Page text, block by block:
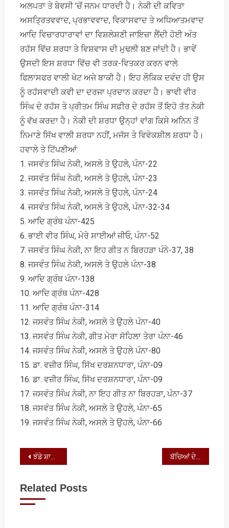
ਅਲਪਤਾ ਤੇ ਬੇਵਸੀ ’ਚੋਂ ਜਨਮ ਧਾਰਦੀ ਹੈ। ਨੇਕੀ ਦੀ ਕਵਿਤਾ
ਅਸਤ੍ਰਿਤਵਵਾਦ, ਪ੍ਰਭਾਵਵਾਦ, ਵਿਕਾਸਵਾਦ ਤੇ ਅਧਿਆਤਮਵਾਦ
ਆਦਿ ਵਿਚਾਰਧਾਰਾਵਾਂ ਦਾ ਵਿਸ਼ਲੇਸ਼ਣੀ ਜਾਇਜ਼ਾ ਲੈਂਦੀ ਹੋਈ ਅੰਤ
ਰਹੱਸ ਵਿੱਚ ਸ਼ਰਧਾ ਤੇ ਵਿਸ਼ਵਾਸ ਦੀ ਮੁਢਲੀ ਬਣ ਜਾਂਦੀ ਹੈ। ਭਾਵੇਂ
ਉਸਦੀ ਇਸ ਸ਼ਰਧਾ ਵਿੱਚ ਵੀ ਤਰਕ-ਵਿਤਕਰ ਕਰਨ ਵਾਲੇ
ਫਿਲਾਸਫਰ ਵਾਲੀ ਖੋਟ ਅਜੇ ਬਾਕੀ ਹੈ। ਇਹ ਲੌਕਿਕ ਦਵੰਦ ਹੀ ਉਸ
ਨੂੰ ਰਹੱਸਵਾਦੀ ਕਵੀ ਦਾ ਦਰਜਾ ਪ੍ਰਦਾਨ ਕਰਦਾ ਹੈ। ਭਾਵੀ ਵੀਰ
ਸਿੰਘ ਦੇ ਰਹੱਸ ਤੇ ਪ੍ਰੀਤਮ ਸਿੰਘ ਸਫ਼ੀਰ ਦੇ ਰਹੱਸ ਤੋਂ ਇਹੋ ਤੱਤ ਨੇਕੀ
ਨੂੰ ਵੱਖ ਕਰਦਾ ਹੈ। ਨੇਕੀ ਦੀ ਸ਼ਰਧਾ ਉਨ੍ਹਾਂ ਵਾਂਗ ਕਿਸੇ ਅਨਿਨ ਤੋਂ
ਨਿਮਾਣੇ ਸਿੱਖ ਵਾਲੀ ਸ਼ਰਧਾ ਨਹੀਂ, ਮਜੱਸ ਤੇ ਵਿਵੇਕਸ਼ੀਲ ਸ਼ਰਧਾ ਹੈ।
ਹਵਾਲੇ ਤੇ ਟਿੱਪਣੀਆਂ:
1. ਜਸਵੰਤ ਸਿੰਘ ਨੇਕੀ, ਅਸਲੇ ਤੇ ਉਹਲੇ, ਪੰਨਾ-22
2. ਜਸਵੰਤ ਸਿੰਘ ਨੇਕੀ, ਅਸਲੇ ਤੇ ਉਹਲੇ, ਪੰਨਾ-23
3. ਜਸਵੰਤ ਸਿੰਘ ਨੇਕੀ, ਅਸਲੇ ਤੇ ਉਹਲੇ, ਪੰਨਾ-24
4. ਜਸਵੰਤ ਸਿੰਘ ਨੇਕੀ, ਅਸਲੇ ਤੇ ਉਹਲੇ, ਪੰਨਾ-32-34
5. ਆਦਿ ਗ੍ਰੰਥ ਪੰਨਾ-425
6. ਭਾਈ ਵੀਰ ਸਿੰਘ, ਮੇਰੇ ਸਾਈਆਂ ਜੀਓ, ਪੰਨਾ-52
7. ਜਸਵੰਤ ਸਿੰਘ ਨੇਕੀ, ਨਾ ਇਹ ਗੀਤ ਨ ਬਿਰਹੜਾ ਪੰਨੇ-37, 38
8. ਜਸਵੰਤ ਸਿੰਘ ਨੇਕੀ, ਅਸਲੇ ਤੇ ਉਹਲੇ ਪੰਨਾ-38
9. ਆਦਿ ਗ੍ਰੰਥ ਪੰਨਾ-138
10. ਆਦਿ ਗ੍ਰੰਥ ਪੰਨਾ-428
11. ਆਦਿ ਗ੍ਰੰਥ ਪੰਨਾ-314
12. ਜਸਵੰਤ ਸਿੰਘ ਨੇਕੀ, ਅਸਲੇ ਤੇ ਉਹਲੇ ਪੰਨਾ-40
13. ਜਸਵੰਤ ਸਿੰਘ ਨੇਕੀ, ਗੀਤ ਮੇਰਾ ਸੋਹਿਲਾ ਤੇਰਾ ਪੰਨਾ-46
14. ਜਸਵੰਤ ਸਿੰਘ ਨੇਕੀ, ਅਸਲੇ ਤੇ ਉਹਲੇ ਪੰਨਾ-80
15. ਡਾ. ਵਜ਼ੀਰ ਸਿੰਘ, ਸਿੱਖ ਦਰਸ਼ਨਧਾਰਾ, ਪੰਨਾ-09
16. ਡਾ. ਵਜ਼ੀਰ ਸਿੰਘ, ਸਿੱਖ ਦਰਸ਼ਨਧਾਰਾ, ਪੰਨਾ-09
17. ਜਸਵੰਤ ਸਿੰਘ ਨੇਕੀ, ਨਾ ਇਹ ਗੀਤ ਨਾ ਬਿਰਹੜਾ, ਪੰਨਾ-37
18. ਜਸਵੰਤ ਸਿੰਘ ਨੇਕੀ, ਅਸਲੇ ਤੇ ਉਹਲੇ, ਪੰਨਾ-65
19. ਜਸਵੰਤ ਸਿੰਘ ਨੇਕੀ, ਅਸਲੇ ਤੇ ਉਹਲੇ, ਪੰਨਾ-66
Post
ਝੰਡੇ ਸ਼ਾਹ, ਸੁਥਰੇ ਸ਼ਾਹ ਅਤੇ ਸੱਯਦ ਸ਼ਾਹ ਜਾਨੀ ਬੱਚਿਆਂ ਦੇ ਮਾਨਸਿਕ ਵਿਕਾਸ ਲਈ ਵਿਗਿਆਨ ਗਲਪ ਅਤੇ ਵਾਤਾਵਰਣੀ ਕਹਾਣੀਆਂ ਦਾ ਮਹੱਤਵ
Related Posts